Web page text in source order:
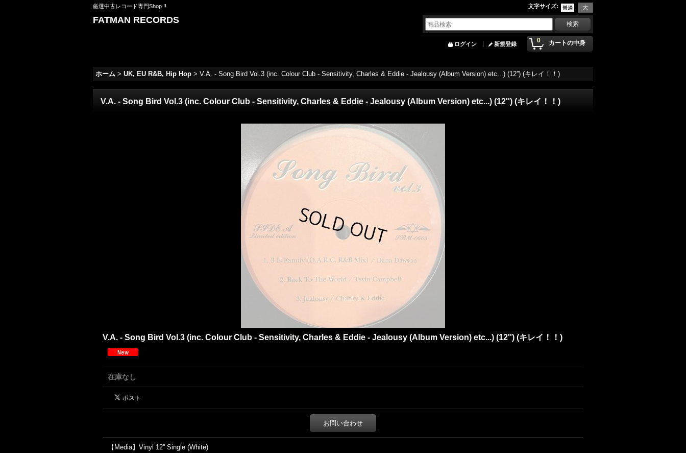
厳選中古レコード専門Shop !! 文字サイズ:
FATMAN RECORDS
0 カートの中身
ログイン 新規登録
ホーム > UK, EU R&B, Hip Hop > V.A. - Song Bird Vol.3 (inc. Colour Club - Sensitivity, Charles & Eddie - Jealousy (Album Version) etc...) (12'') (キレイ！！)
V.A. - Song Bird Vol.3 (inc. Colour Club - Sensitivity, Charles & Eddie - Jealousy (Album Version) etc...) (12'') (キレイ！！)
V.A. - Song Bird Vol.3 (inc. Colour Club - Sensitivity, Charles & Eddie - Jealousy (Album Version) etc...) (12'') (キレイ！！)
在庫なし
お問い合わせ
【Media】Vinyl 12'' Single (White)